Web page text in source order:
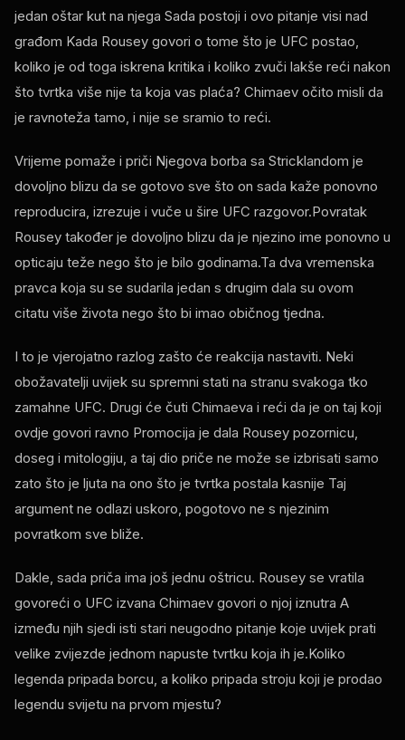
jedan oštar kut na njega Sada postoji i ovo pitanje visi nad
građom Kada Rousey govori o tome što je UFC postao,
koliko je od toga iskrena kritika i koliko zvuči lakše reći nakon
što tvrtka više nije ta koja vas plaća? Chimaev očito misli da
je ravnoteža tamo, i nije se sramio to reći.
Vrijeme pomaže i priči Njegova borba sa Stricklandom je
dovoljno blizu da se gotovo sve što on sada kaže ponovno
reproducira, izrezuje i vuče u šire UFC razgovor.Povratak
Rousey također je dovoljno blizu da je njezino ime ponovno u
opticaju teže nego što je bilo godinama.Ta dva vremenska
pravca koja su se sudarila jedan s drugim dala su ovom
citatu više života nego što bi imao običnog tjedna.
I to je vjerojatno razlog zašto će reakcija nastaviti. Neki
obožavatelji uvijek su spremni stati na stranu svakoga tko
zamahne UFC. Drugi će čuti Chimaeva i reći da je on taj koji
ovdje govori ravno Promocija je dala Rousey pozornicu,
doseg i mitologiju, a taj dio priče ne može se izbrisati samo
zato što je ljuta na ono što je tvrtka postala kasnije Taj
argument ne odlazi uskoro, pogotovo ne s njezinim
povratkom sve bliže.
Dakle, sada priča ima još jednu oštricu. Rousey se vratila
govoreći o UFC izvana Chimaev govori o njoj iznutra A
između njih sjedi isti stari neugodno pitanje koje uvijek prati
velike zvijezde jednom napuste tvrtku koja ih je.Koliko
legenda pripada borcu, a koliko pripada stroju koji je prodao
legendu svijetu na prvom mjestu?